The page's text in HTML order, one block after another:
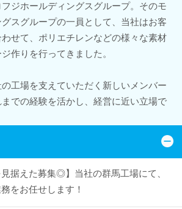
ジホールディングスグループ。そのモ
スグループの一員として、当社はお客
せて、ポリエチレンなどの様々な素材
作りを行ってきました。
工場を支えていただく新しいメンバー
での経験を活かし、経営に近い立場で
見据えた募集◎】当社の群馬工場にて、
をお任せします！